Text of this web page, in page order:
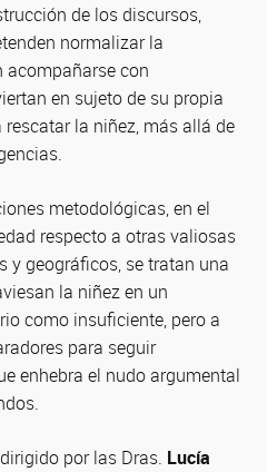
de los discursos,
normalizar la
acompañarse con
en sujeto de su propia
la niñez, más allá de
metodológicas, en el
respecto a otras valiosas
y geográficos, se tratan una
la niñez en un
como insuficiente, pero a
para seguir
enhebra el nudo argumental
por las Dras. Lucía